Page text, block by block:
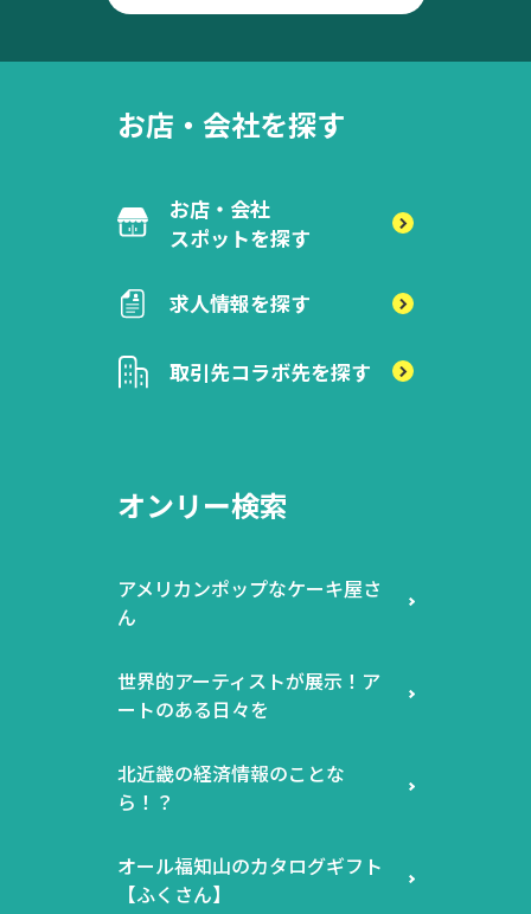
お店・会社を探す
お店・会社
スポットを探す
求人情報を探す
取引先コラボ先を探す
オンリー検索
アメリカンポップなケーキ屋さ
ん
世界的アーティストが展示！ア
ートのある日々を
北近畿の経済情報のことな
ら！？
オール福知山のカタログギフト
【ふくさん】